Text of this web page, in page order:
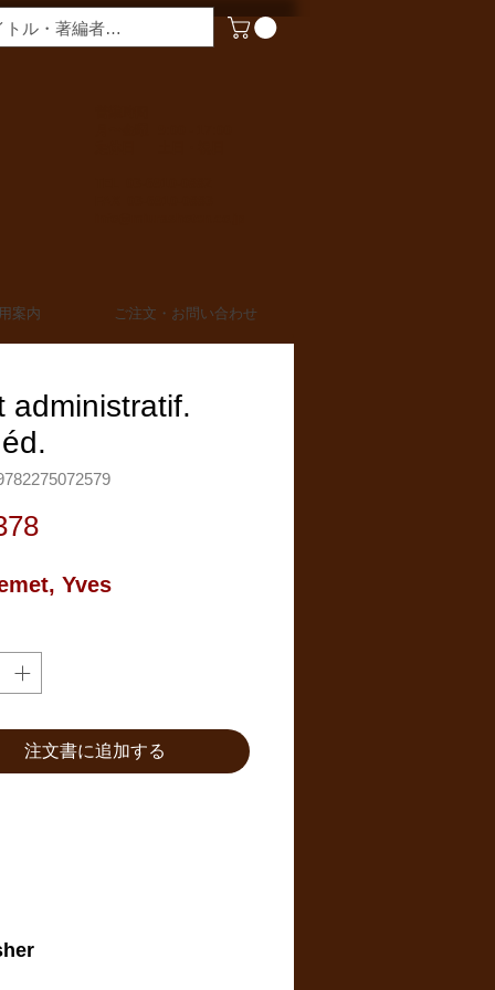
案内 ご注文・お問い合わせ
administratif.
価
Yves
注文書に追加する